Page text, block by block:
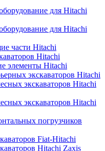
для Hitachi
для Hitachi
части Hitachi
Hitachi
элементы Hitachi
экскаваторов Hitachi
экскаваторов Hitachi
экскаваторов Hitachi
погрузчиков
Fiat-Hitachi
Hitachi Zaxis